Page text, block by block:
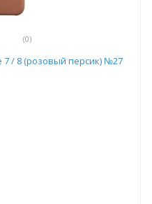
(0)
7 / 8 (розовый персик) №27